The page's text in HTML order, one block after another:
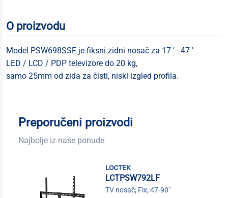
O proizvodu
Model PSW698SSF je fiksni zidni nosač za 17 ' - 47 '
LED / LCD / PDP televizore do 20 kg,
samo 25mm od zida za čisti, niski izgled profila.
Preporučeni proizvodi
Najbolje iz naše ponude
loctek
LCTPSW792LF
TV nosač; Fix; 47-90"